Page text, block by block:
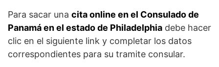
Para sacar una cita online en el Consulado de
Panamá en el estado de Philadelphia debe hacer
clic en el siguiente link y completar los datos
correspondientes para su tramite consular.